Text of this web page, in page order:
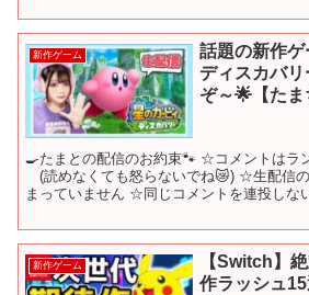
ンル別・新作ゲーム紹介動画一覧...
新作ゲーム
話題の新作
ディスカバリ
ぞ～🌟【たま
🍳たまとの配信のお約束🐾 ☆コメントはラ
(読めなくても怒らないでね😿) ☆生配信
まっていません ☆同じコメントを連投しな
新作ゲーム
【Switch】
作ラッシュ